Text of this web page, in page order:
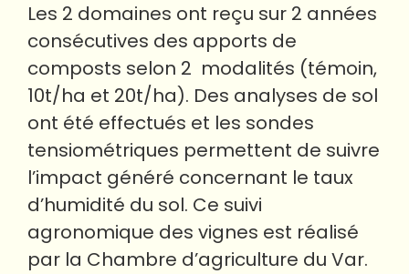
Les 2 domaines ont reçu sur 2 années
consécutives des apports de
composts selon 2 modalités (témoin,
10t/ha et 20t/ha). Des analyses de sol
ont été effectués et les sondes
tensiométriques permettent de suivre
l’impact généré concernant le taux
d’humidité du sol. Ce suivi
agronomique des vignes est réalisé
par la Chambre d’agriculture du Var.